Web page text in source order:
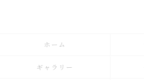
ホーム
ギャラリー